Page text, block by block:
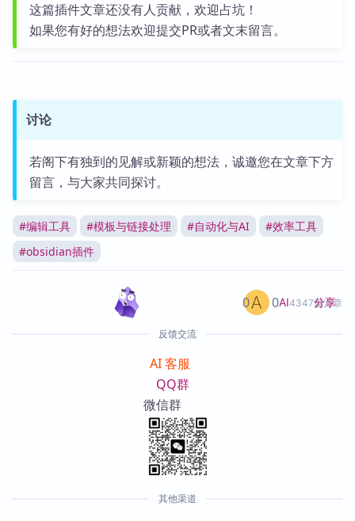
这篇插件文章还没有人贡献，欢迎占坑！
如果您有好的想法欢迎提交PR或者文末留言。
讨论
若阁下有独到的见解或新颖的想法，诚邀您在文章下方
留言，与大家共同探讨。
#编辑工具 #模板与链接处理 #自动化与AI #效率工具
#obsidian插件
AI4347篇文章
0 0 分享
反馈交流
AI 客服
QQ群
微信群
其他渠道